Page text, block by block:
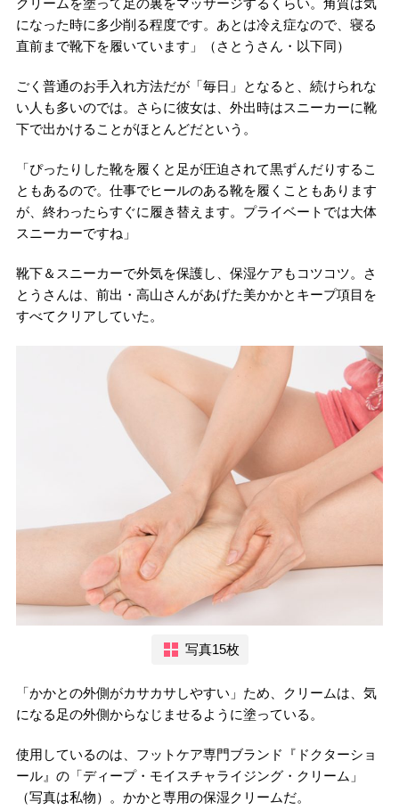
クリームを塗って足の裏をマッサージするくらい。角質は気
になった時に多少削る程度です。あとは冷え症なので、寝る
直前まで靴下を履いています」（さとうさん・以下同）
ごく普通のお手入れ方法だが「毎日」となると、続けられな
い人も多いのでは。さらに彼女は、外出時はスニーカーに靴
下で出かけることがほとんどだという。
「ぴったりした靴を履くと足が圧迫されて黒ずんだりするこ
ともあるので。仕事でヒールのある靴を履くこともあります
が、終わったらすぐに履き替えます。プライベートでは大体
スニーカーですね」
靴下＆スニーカーで外気を保護し、保湿ケアもコツコツ。さ
とうさんは、前出・高山さんがあげた美かかとキープ項目を
すべてクリアしていた。
写真15枚
「かかとの外側がカサカサしやすい」ため、クリームは、気
になる足の外側からなじませるように塗っている。
使用しているのは、フットケア専門ブランド『ドクターショ
ール』の「ディープ・モイスチャライジング・クリーム」
（写真は私物）。かかと専用の保湿クリームだ。